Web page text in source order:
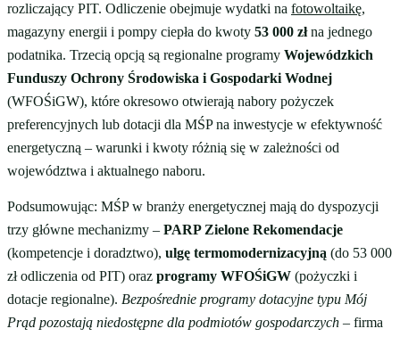
rozliczający PIT. Odliczenie obejmuje wydatki na fotowoltaikę,
magazyny energii i pompy ciepła do kwoty 53 000 złna jednego
podatnika. Trzecią opcją są regionalne programy Wojewódzkich
Funduszy Ochrony Środowiska i Gospodarki Wodnej
(WFOŚiGW), które okresowo otwierają nabory pożyczek
preferencyjnych lub dotacji dla MŚP na inwestycje w efektywność
energetyczną – warunki i kwoty różnią się w zależności od
województwa i aktualnego naboru.
Podsumowując: MŚP w branży energetycznej mają do dyspozycji
trzy główne mechanizmy – PARP Zielone Rekomendacje
(kompetencje i doradztwo), ulgę termomodernizacyjną (do 53 000
zł odliczenia od PIT) oraz programy WFOŚiGW (pożyczki i
dotacje regionalne). Bezpośrednie programy dotacyjne typu Mój
Prąd pozostają niedostępne dla podmiotów gospodarczych – firma